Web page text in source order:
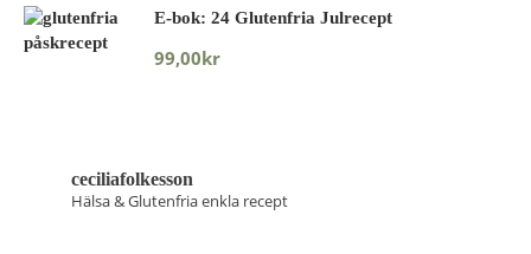
E-bok: 24 Glutenfria Julrecept
99,00kr
ceciliafolkesson
Hälsa & Glutenfria enkla recept